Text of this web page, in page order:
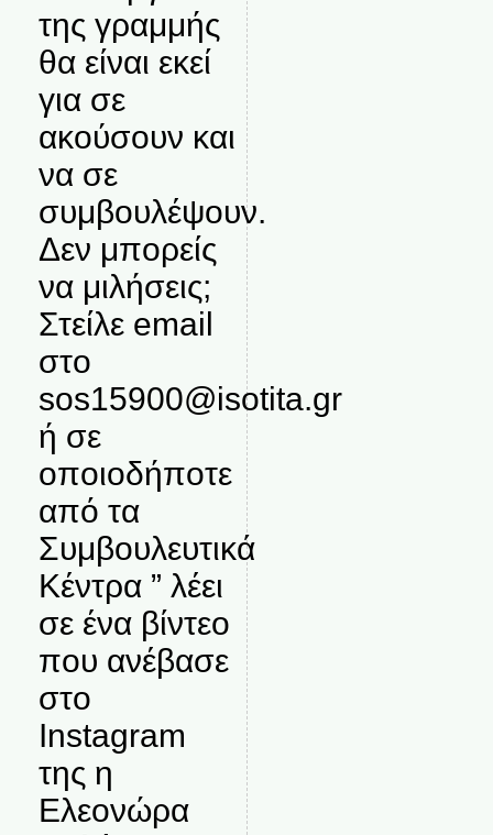
της γραμμής
θα είναι εκεί
για σε
ακούσουν και
να σε
συμβουλέψουν.
Δεν μπορείς
να μιλήσεις;
Στείλε email
στο
sos15900@isotita.gr
ή σε
οποιοδήποτε
από τα
Συμβουλευτικά
Κέντρα ” λέει
σε ένα βίντεο
που ανέβασε
στο
Instagram
της η
Ελεονώρα